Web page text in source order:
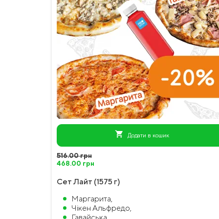
shopping_cart Додати в кошик
468.00 грн
516.00 грн
Сет Лайт (1575 г)
Маргарита,
Чікен Альфредо,
Гавайська,